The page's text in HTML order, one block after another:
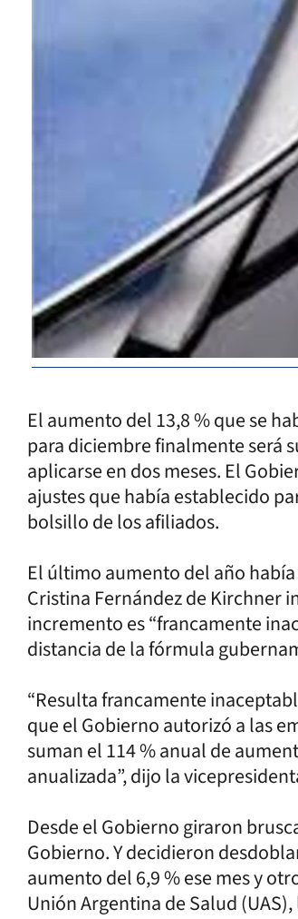
El aumento del 13,8 % que se
para diciembre finalmente será
aplicarse en dos meses. El
ajustes que había establecido
bolsillo de los afiliados.
El último aumento del año
Cristina Fernández de Kirchner
incremento es “francamente
distancia de la fórmula
“Resulta francamente
que el Gobierno autorizó a las
suman el 114 % anual de
anualizada”, dijo la
Desde el Gobierno giraron
Gobierno. Y decidieron
aumento del 6,9 % ese mes y
Unión Argentina de Salud